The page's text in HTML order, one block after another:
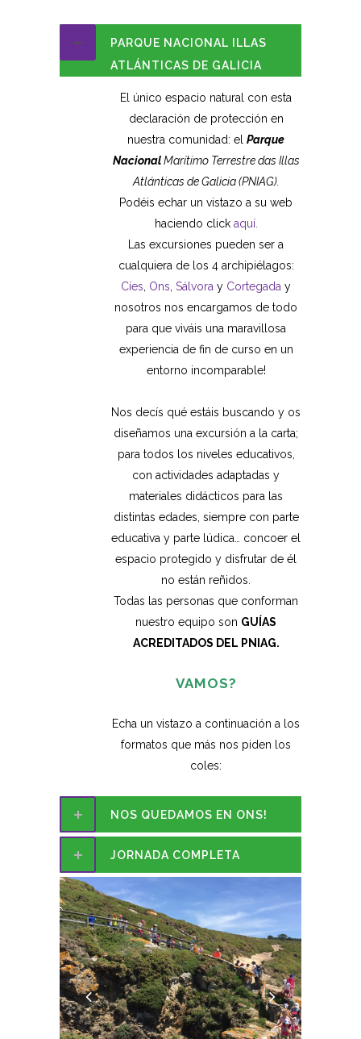
PARQUE NACIONAL ILLAS
ATLÁNTICAS DE GALICIA
El único espacio natural con esta
declaración de protección en
nuestra comunidad: el Parque
NacionalMarítimo Terrestre das Illas
Atlánticas de Galicia (PNIAG).
Podéis echar un vistazo a su web
haciendo click aquí.
Las excursiones pueden ser a
cualquiera de los 4 archipiélagos:
Cíes Ons Sálvora y Cortegada y
nosotros nos encargamos de todo
para que viváis una maravillosa
experiencia de fin de curso en un
entorno incomparable!
Nos decís qué estáis buscando y os
diseñamos una excursión a la carta;
para todos los niveles educativos,
con actividades adaptadas y
materiales didácticos para las
distintas edades, siempre con parte
educativa y parte lúdica… concoer el
espacio protegido y disfrutar de él
no están reñidos.
Todas las personas que conforman
nuestro equipo son GUÍAS
ACREDITADOS DEL PNIAG.
VAMOS?
Echa un vistazo a continuación a los
formatos que más nos piden los
coles:
NOS QUEDAMOS EN ONS!
JORNADA COMPLETA